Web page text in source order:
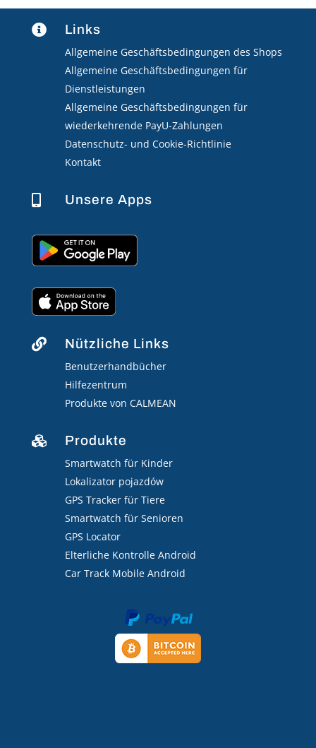
der
Beiträge
 Links
Allgemeine Geschäftsbedingungen des Shops
Allgemeine Geschäftsbedingungen für
Dienstleistungen
Allgemeine Geschäftsbedingungen für
wiederkehrende PayU-Zahlungen
Datenschutz- und Cookie-Richtlinie
Kontakt
 Unsere Apps
 Nützliche Links
Benutzerhandbücher
Hilfezentrum
Produkte von CALMEAN
 Produkte
Smartwatch für Kinder
Lokalizator pojazdów
GPS Tracker für Tiere
Smartwatch für Senioren
GPS Locator
Elterliche Kontrolle Android
Car Track Mobile Android